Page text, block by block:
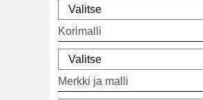
Korimalli
Merkki ja malli